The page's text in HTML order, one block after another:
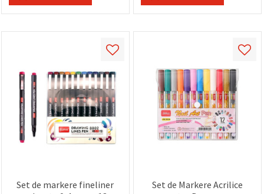
Set de markere fineliner
Set de Markere Acrilice